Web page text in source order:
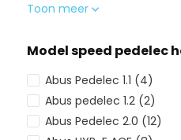
Toon meer
Model speed pedelec
Abus Pedelec 1.1 (4)
Abus pedelec 1.2 (2)
Abus Pedelec 2.0 (12)